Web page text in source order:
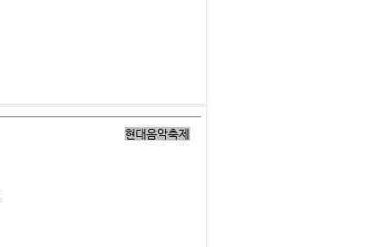
현대음악축제